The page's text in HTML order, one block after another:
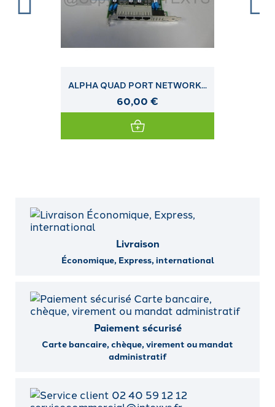
ALPHA QUAD PORT NETWORK...
60,00 €
Livraison
Économique, Express, international
Paiement sécurisé
Carte bancaire, chèque, virement ou mandat
administratif